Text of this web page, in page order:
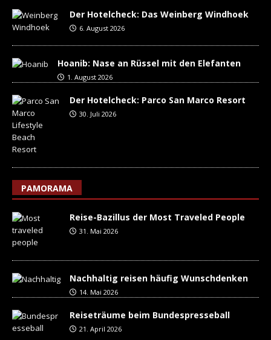
Der Hotelcheck: Das Weinberg Windhoek
6. August 2026
Hoanib: Nase an Rüssel mit den Elefanten
1. August 2026
Der Hotelcheck: Parco San Marco Resort
30. Juli 2026
PAMORAMA
Reise-Bazillus der Most Traveled People
31. Mai 2026
Nachhaltig reisen häufig Wunschdenken
14. Mai 2026
Reiseträume beim Bundespresseball
21. April 2026